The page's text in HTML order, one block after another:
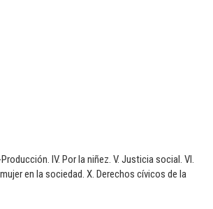
IV. Por la niñez. V. Justicia social. VI.
en la sociedad. X. Derechos cívicos de la